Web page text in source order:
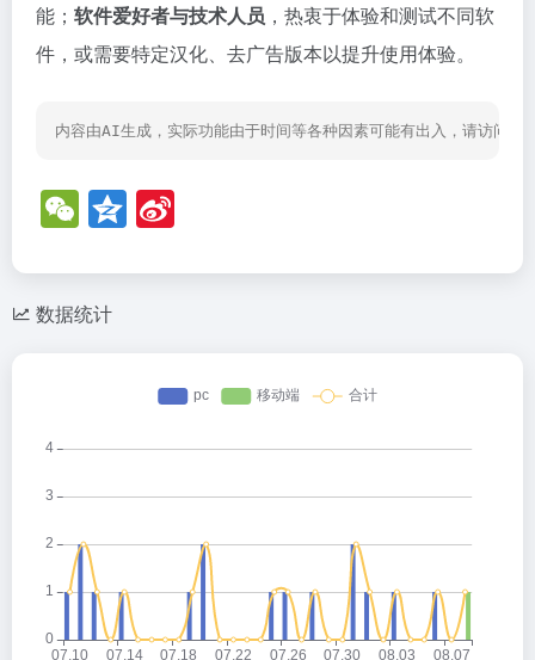
能； 软件爱好者与技术人员 ，热衷于体验和测试不同软
件，或需要特定汉化、去广告版本以提升使用体验。
内容由AI生成，实际功能由于时间等各种因素可能有出入，请访问网
W
e
C
h
Q
z
o a
b
o
数据统计